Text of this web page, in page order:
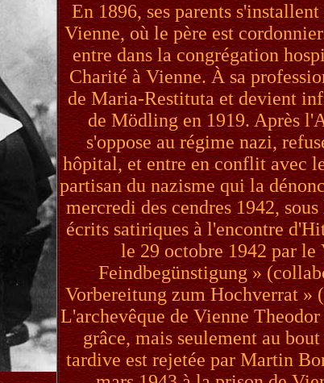
En 1896, ses parents
Vienne, où le père est
entre dans la congrégation
Charité à Vienne. À sa
de Maria-Restituta et devient
de Mödling en 1919. Après
s'oppose au régime nazi,
hôpital, et entre en conflit avec
partisan du nazisme qui la
mercredi des cendres 1942,
écrits satiriques à l'encontre
le 29 octobre 1942 par
Feindbegünstigung »
Vorbereitung zum Hochverrat »
L'archevêque de Vienne
grâce, mais seulement au
tardive est rejetée par Martin